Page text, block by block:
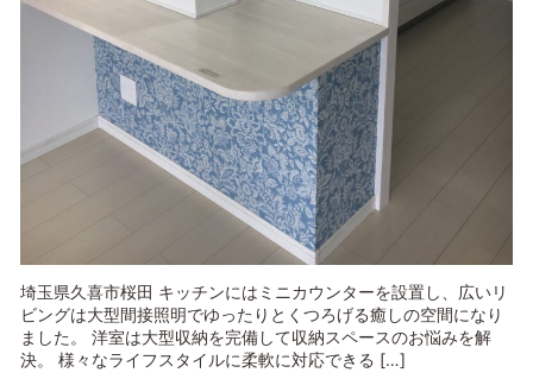
埼玉県久喜市桜田 キッチンにはミニカウンターを設置し、広いリ
ビングは大型間接照明でゆったりとくつろげる癒しの空間になり
ました。 洋室は大型収納を完備して収納スペースのお悩みを解
決。 様々なライフスタイルに柔軟に対応できる […]